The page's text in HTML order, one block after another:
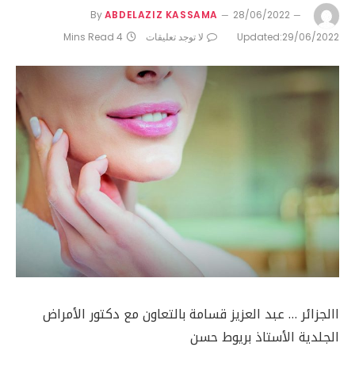
ByABDELAZIZ KASSAMA
28/06/2022
Updated:29/06/2022 لا توجد تعليقات 4 Mins Read
االجزائر … عبد العزيز قسامة بالتعاون مع دكتور الأمراض
الجلدية الأستاذ بريوط حسن